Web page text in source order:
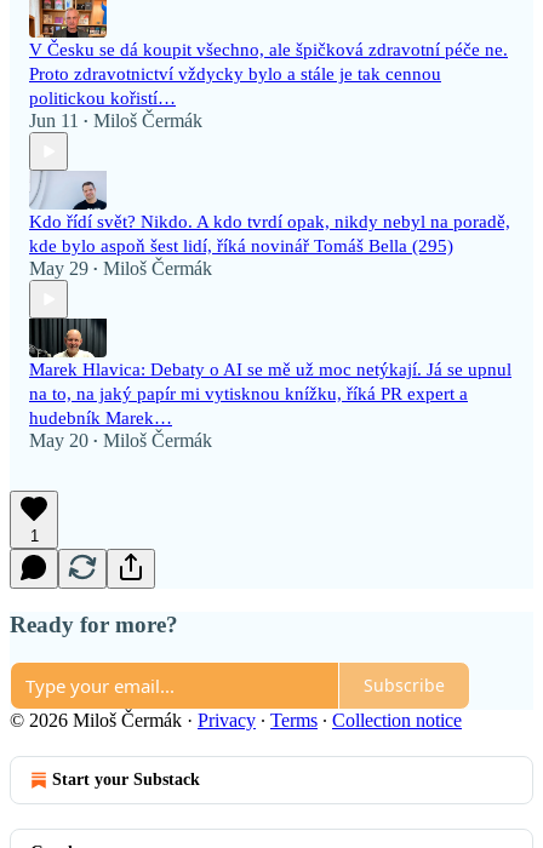
V Česku se dá koupit všechno, ale špičková zdravotní péče ne.
Proto zdravotnictví vždycky bylo a stále je tak cennou
politickou kořistí…
Jun 11 • Miloš Čermák
Kdo řídí svět? Nikdo. A kdo tvrdí opak, nikdy nebyl na poradě,
kde bylo aspoň šest lidí, říká novinář Tomáš Bella (295)
May 29 • Miloš Čermák
Marek Hlavica: Debaty o AI se mě už moc netýkají. Já se upnul
na to, na jaký papír mi vytisknou knížku, říká PR expert a
hudebník Marek…
May 20 • Miloš Čermák
1
Ready for more?
Subscribe
© 2026 Miloš Čermák · Privacy ∙ Terms ∙ Collection notice
Start your Substack